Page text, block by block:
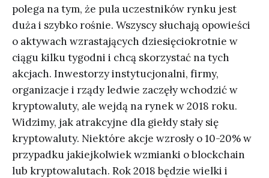
polega na tym, że pula uczestników rynku jest
duża i szybko rośnie. Wszyscy słuchają opowieści
o aktywach wzrastających dziesięciokrotnie w
ciągu kilku tygodni i chcą skorzystać na tych
akcjach. Inwestorzy instytucjonalni, firmy,
organizacje i rządy ledwie zaczęły wchodzić w
kryptowaluty, ale wejdą na rynek w 2018 roku.
Widzimy, jak atrakcyjne dla giełdy stały się
kryptowaluty. Niektóre akcje wzrosły o 10-20% w
przypadku jakiejkolwiek wzmianki o blockchain
lub kryptowalutach. Rok 2018 będzie wielki i